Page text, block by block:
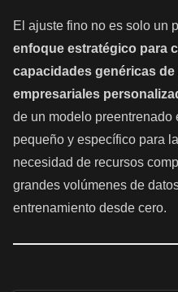
El ajuste fino no es solo un
enfoque estratégico para
capacidades genéricas
empresariales
de un modelo preentrenado
pequeño y específico para
necesidad de recursos
grandes volúmenes de
entrenamiento desde cero.